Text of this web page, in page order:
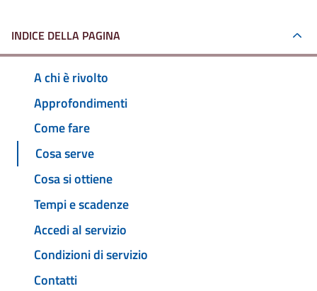
INDICE DELLA PAGINA
A chi è rivolto
Approfondimenti
Come fare
Cosa serve
Cosa si ottiene
Tempi e scadenze
Accedi al servizio
Condizioni di servizio
Contatti